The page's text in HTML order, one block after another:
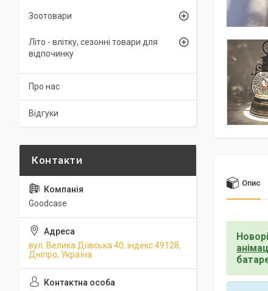
Опис
Зоотовари
Літо - влітку, сезонні товари для
відпочинку
Про нас
Відгуки
Goodcase
вул. Велика Діївська 40, індекс 49128,
Дніпро, Україна